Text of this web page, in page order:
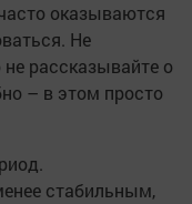
оказываются
Не
рассказывайте о
– в этом просто
стабильным,